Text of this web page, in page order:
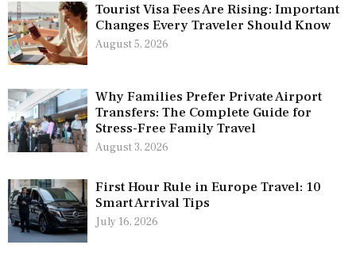
Tourist Visa Fees Are Rising: Important
Changes Every Traveler Should Know
August 5, 2026
Why Families Prefer Private Airport
Transfers: The Complete Guide for
Stress-Free Family Travel
August 3, 2026
First Hour Rule in Europe Travel: 10
Smart Arrival Tips
July 16, 2026